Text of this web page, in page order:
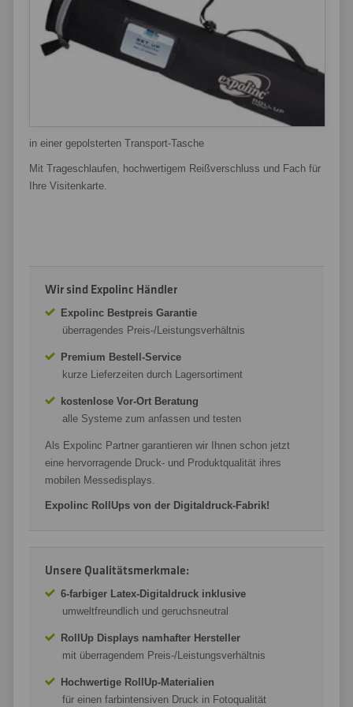
in einer gepolsterten Transport-Tasche
Mit Trageschlaufen, hochwertigem Reißverschluss und Fach für
Ihre Visitenkarte.
Wir sind Expolinc Händler
Expolinc Bestpreis Garantie
überragendes Preis-/Leistungsverhältnis
Premium Bestell-Service
kurze Lieferzeiten durch Lagersortiment
kostenlose Vor-Ort Beratung
alle Systeme zum anfassen und testen
Als Expolinc Partner garantieren wir Ihnen schon jetzt
eine hervorragende Druck- und Produktqualität ihres
mobilen Messedisplays.
Expolinc RollUps von der Digitaldruck-Fabrik!
Unsere Qualitätsmerkmale:
6-farbiger Latex-Digitaldruck inklusive
umweltfreundlich und geruchsneutral
RollUp Displays namhafter Hersteller
mit überragendem Preis-/Leistungsverhältnis
Hochwertige RollUp-Materialien
für einen farbintensiven Druck in Fotoqualität